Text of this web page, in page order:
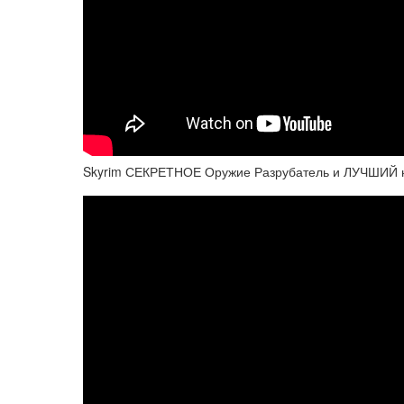
Skyrim СЕКРЕТНОЕ Оружие Разрубатель и ЛУЧШИЙ